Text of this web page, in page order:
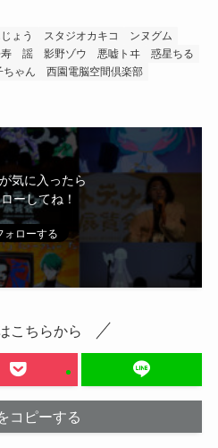
ょう スタジオカキコ
ンヌグム
ゞ謡 影野ゾウ 悪嘘トヰ
惑星ちる
ちゃん
西園電脳空間倶楽部
気に入ったら
ーしてね！
こちらから
コピーする